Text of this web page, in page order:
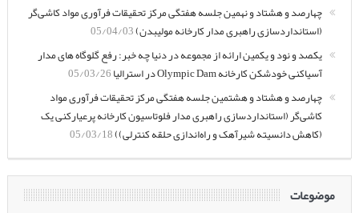
چهارصد و هشتاد و نهمین جلسه هفتگی مرکز تحقیقات فرآوری مواد کاشی‌گر
(استانداردسازی راهبری مدار کارخانه مولیبدن)05/04/03
یکصد و نود و یکمین ارائه از مجموعه در دنیا چه خبر: رفع گلوگاه های مدار
آسیاکنی خودشکن کارخانه Olympic Dam در استرالیا
05/03/26
چهارصد و هشتاد و هشتمین جلسه هفتگی مرکز تحقیقات فرآوری مواد
کاشی‌گر (استانداردسازی راهبری مدار فلوتاسیون کارخانه پرعیارکنی یک
(کاهش دانسیته شیرآهک و راه‌اندازی حلقه کنترلی))05/03/18
موضوعات